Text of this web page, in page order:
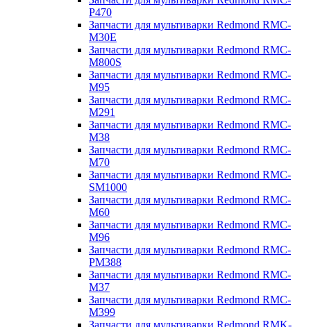
P470
Запчасти для мультиварки Redmond RMC-
M30E
Запчасти для мультиварки Redmond RMC-
M800S
Запчасти для мультиварки Redmond RMC-
M95
Запчасти для мультиварки Redmond RMC-
M291
Запчасти для мультиварки Redmond RMC-
M38
Запчасти для мультиварки Redmond RMC-
M70
Запчасти для мультиварки Redmond RMC-
SM1000
Запчасти для мультиварки Redmond RMC-
M60
Запчасти для мультиварки Redmond RMC-
M96
Запчасти для мультиварки Redmond RMC-
PM388
Запчасти для мультиварки Redmond RMC-
M37
Запчасти для мультиварки Redmond RMC-
M399
Запчасти для мультиварки Redmond RMK-